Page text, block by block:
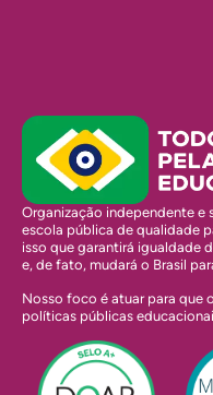
Organização independente e
escola pública de qualidade
isso que garantirá igualdade
e, de fato, mudará o Brasil
Nosso foco é atuar para que
políticas públicas